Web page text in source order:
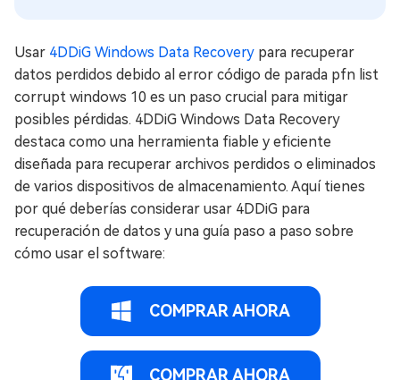
Usar 4DDiG Windows Data Recovery para recuperar
datos perdidos debido al error código de parada pfn list
corrupt windows 10 es un paso crucial para mitigar
posibles pérdidas. 4DDiG Windows Data Recovery
destaca como una herramienta fiable y eficiente
diseñada para recuperar archivos perdidos o eliminados
de varios dispositivos de almacenamiento. Aquí tienes
por qué deberías considerar usar 4DDiG para
recuperación de datos y una guía paso a paso sobre
cómo usar el software:
COMPRAR AHORA
COMPRAR AHORA